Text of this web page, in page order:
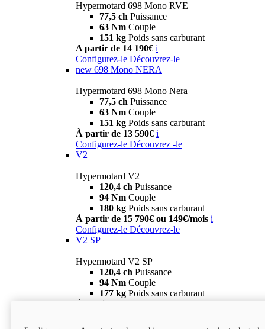
Hypermotard 698 Mono RVE
77,5 ch Puissance
63 Nm Couple
151 kg Poids sans carburant
A partir de 14 190€ i
Configurez-le Découvrez-le
new 698 Mono NERA
Hypermotard 698 Mono Nera
77,5 ch Puissance
63 Nm Couple
151 kg Poids sans carburant
À partir de 13 590€ i
Configurez-le Découvrez -le
V2
Hypermotard V2
120,4 ch Puissance
94 Nm Couple
180 kg Poids sans carburant
À partir de 15 790€ ou 149€/mois i
Configurez-le Découvrez-le
V2 SP
Hypermotard V2 SP
120,4 ch Puissance
94 Nm Couple
177 kg Poids sans carburant
À partir de 19 990€ i
new
V2 SP 100